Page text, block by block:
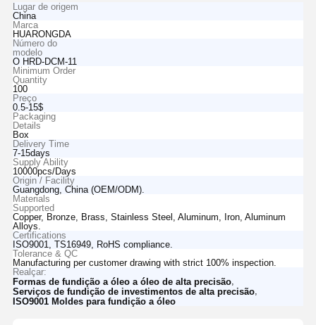
Lugar de origem
China
Marca
HUARONGDA
Número do
modelo
O HRD-DCM-11
Minimum Order
Quantity
100
Preço
0.5-15$
Packaging
Details
Box
Delivery Time
7-15days
Supply Ability
10000pcs/Days
Origin / Facility
Guangdong, China (OEM/ODM).
Materials
Supported
Copper, Bronze, Brass, Stainless Steel, Aluminum, Iron, Aluminum
Alloys.
Certifications
ISO9001, TS16949, RoHS compliance.
Tolerance & QC
Manufacturing per customer drawing with strict 100% inspection.
Realçar:
Formas de fundição a óleo a óleo de alta precisão,
Serviços de fundição de investimentos de alta precisão,
ISO9001 Moldes para fundição a óleo